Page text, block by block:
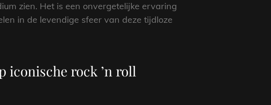
zien. Het is een onvergetelijke ervaring
in de levendige sfeer van deze tijdloze
iconische rock ’n roll